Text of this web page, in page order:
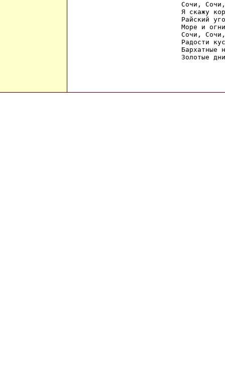
Сочи,
Я скажу
Райский
Море и огни
Сочи,
Радости
Бархатные
Золотые